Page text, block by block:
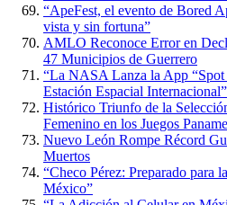
“ApeFest, el evento de Bored
vista y sin fortuna”
AMLO Reconoce Error en
47 Municipios de Guerrero
“La NASA Lanza la App “Spot
Estación Espacial Internacional”
Histórico Triunfo de la
Femenino en los Juegos
Nuevo León Rompe Récord
Muertos
“Checo Pérez: Preparado para
México”